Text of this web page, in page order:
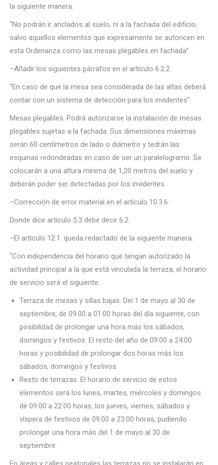
la siguiente manera:
“No podrán ir anclados al suelo, ni a la fachada del edificio,
salvo aquellos elementos que expresamente se autoricen en
esta Ordenanza como las mesas plegables en fachada”.
–Añadir los siguientes párrafos en el artículo 6.2.2.:
“En caso de que la mesa sea considerada de las altas deberá
contar con un sistema de detección para los invidentes”.
Mesas plegables: Podrá autorizarse la instalación de mesas
plegables sujetas a la fachada. Sus dimensiones máximas
serán 60 centímetros de lado o diámetro y tedrán las
esquinas redondeadas en caso de ser un paralelogramo. Se
colocarán a una altura mínima de 1,20 metros del suelo y
deberán poder ser detectadas por los invidentes.
–Corrección de error material en el artículo 10.3.6.:
Donde dice artículo 5.3 debe decir 6.2.
–El artículo 12.1. queda redactado de la siguiente manera:
“Con independencia del horario que tengan autorizado la
actividad principal a la que está vinculada la terraza, el horario
de servicio será el siguiente:
Terraza de mesas y sillas bajas: Del 1 de mayo al 30 de
septiembre, de 09:00 a 01:00 horas del día siguiente, con
posibilidad de prolongar una hora más los sábados,
domingos y festivos. El resto del año de 09:00 a 24:00
horas y posibilidad de prolongar dos horas más los
sábados, domingos y festivos.
Resto de terrazas: El horario de servicio de estos
elementos será los lunes, martes, miércoles y domingos
de 09:00 a 22:00 horas, los jueves, viernes, sábados y
víspera de festivos de 09:00 a 23:00 horas, pudiendo
prolongar una hora más del 1 de mayo al 30 de
septiembre.